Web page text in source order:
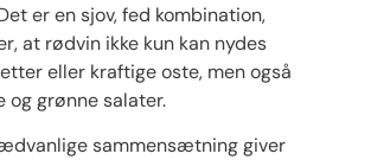
er en sjov, fed kombination,
at rødvin ikke kun kan nydes
eller kraftige oste, men også
og grønne salater.
sammensætning giver